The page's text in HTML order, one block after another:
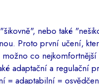
nebo také
Proto první učení,
co nejkomfortnější
adaptační a regulační
= adaptabilní =